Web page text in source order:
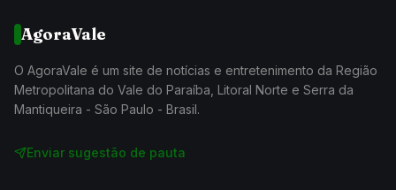
AgoraVale
O AgoraVale é um site de notícias e entretenimento da Região
Metropolitana do Vale do Paraíba, Litoral Norte e Serra da
Mantiqueira - São Paulo - Brasil.
Enviar sugestão de pauta